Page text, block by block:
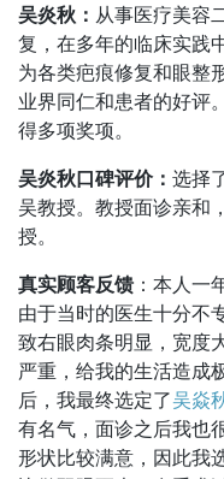
吴炎秋： 从事医疗美容
复，在多年的临床实践
为各类疤痕修复和眼整
业界同仁和患者的好评
得多项奖项。
吴炎秋口碑评价： 选择
吴教授。教授面诊亲和
授。
真实顾客反馈 ：本人一
由于当时的医生十分不
致右眼肉条明显，宽度
严重，给我的生活造成
后，我最终选定了吴焱
有名气，面诊之后我也
形状比较满意，因此我